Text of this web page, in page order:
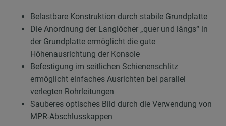
Belastbare Konstruktion durch stabile Grundplatte
Die Anordnung der Langlöcher „quer und längs“ in
der Grundplatte ermöglicht die gute
Höhenausrichtung der Konsole
Befestigung im seitlichen Schienenschlitz
ermöglicht einfaches Ausrichten bei parallel
verlegten Rohrleitungen
Sauberes optisches Bild durch die Verwendung von
MPR-Abschlusskappen